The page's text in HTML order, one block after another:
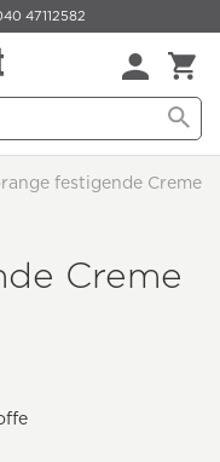
47112582
Natürlich Pflanzlich Lecker
festigende Creme
Creme